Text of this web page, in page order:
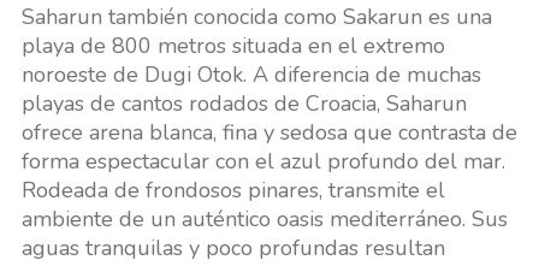
Saharun también conocida como Sakarun es una
playa de 800 metros situada en el extremo
noroeste de Dugi Otok. A diferencia de muchas
playas de cantos rodados de Croacia, Saharun
ofrece arena blanca, fina y sedosa que contrasta de
forma espectacular con el azul profundo del mar.
Rodeada de frondosos pinares, transmite el
ambiente de un auténtico oasis mediterráneo. Sus
aguas tranquilas y poco profundas resultan